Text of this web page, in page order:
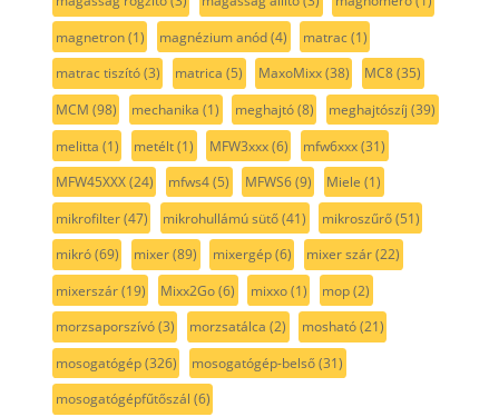
magnetron(1) magnézium anód(4) matrac(1)
matrac tiszító(3) matrica (5) MaxoMixx(38) MC8(35)
MCM (98) mechanika (1) meghajtó(8) meghajtószíj (39)
melitta (1) metélt(1) MFW3xxx(6) mfw6xxx(31)
MFW45XXX(24) mfws4(5) MFWS6(9) Miele (1)
mikrofilter(47) mikrohullámú sütő(41) mikroszűrő(51)
mikró(69) mixer(89) mixergép(6) mixer szár(22)
mixerszár(19) Mixx2Go(6) mixxo(1) mop(2)
morzsaporszívó(3) morzsatálca (2) mosható(21)
mosogatógép(326) mosogatógép-belső(31)
mosogatógépfűtőszál (6)